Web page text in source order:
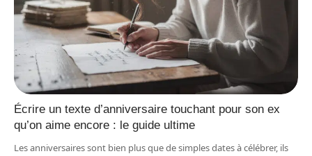
Écrire un texte d’anniversaire touchant pour son ex
qu’on aime encore : le guide ultime
Les anniversaires sont bien plus que de simples dates à célébrer, ils